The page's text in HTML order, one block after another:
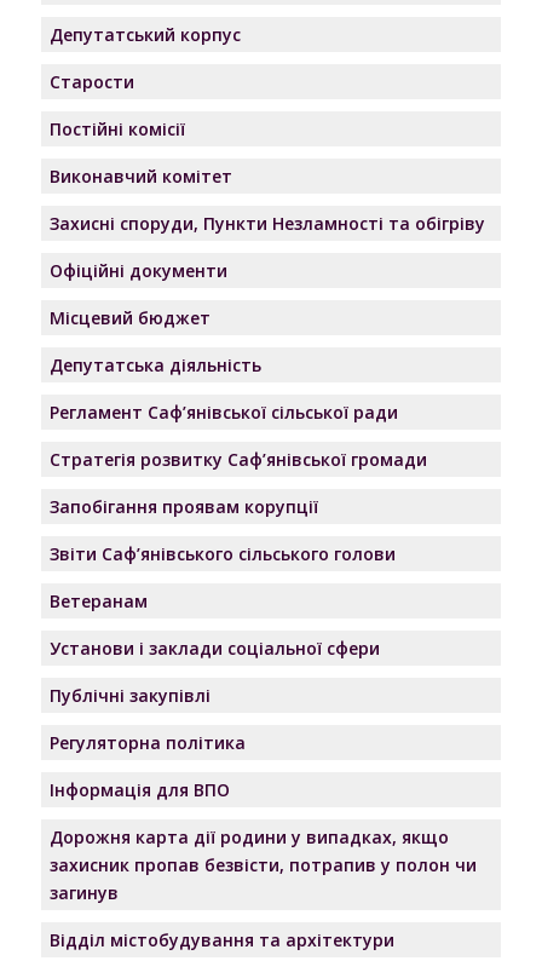
Депутатський корпус
Старости
Постійні комісії
Виконавчий комітет
Захисні споруди, Пункти Незламності та обігріву
Офіційні документи
Місцевий бюджет
Депутатська діяльність
Регламент Саф’янівської сільської ради
Стратегія розвитку Саф’янівської громади
Запобігання проявам корупції
Звіти Саф’янівського сільського голови
Ветеранам
Установи і заклади соціальної сфери
Публічні закупівлі
Регуляторна політика
Інформація для ВПО
Дорожня карта дії родини у випадках, якщо
захисник пропав безвісти, потрапив у полон чи
загинув
Відділ містобудування та архітектури